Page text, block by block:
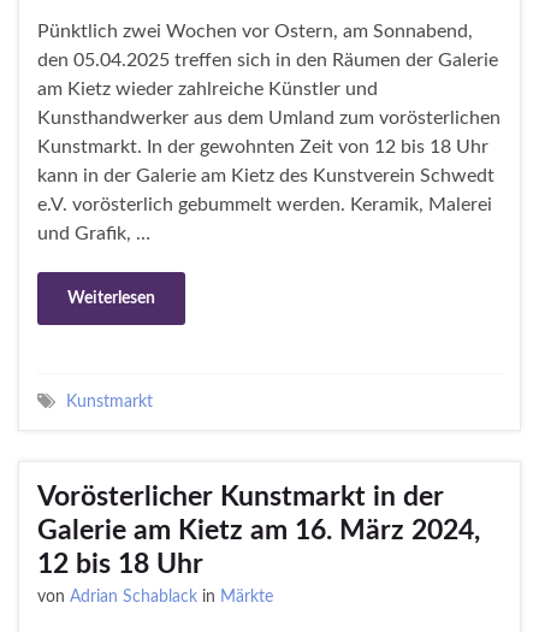
Pünktlich zwei Wochen vor Ostern, am Sonnabend,
den 05.04.2025 treffen sich in den Räumen der Galerie
am Kietz wieder zahlreiche Künstler und
Kunsthandwerker aus dem Umland zum vorösterlichen
Kunstmarkt. In der gewohnten Zeit von 12 bis 18 Uhr
kann in der Galerie am Kietz des Kunstverein Schwedt
e.V. vorösterlich gebummelt werden. Keramik, Malerei
und Grafik, …
Weiterlesen
Kunstmarkt
Vorösterlicher Kunstmarkt in der
Galerie am Kietz am 16. März 2024,
12 bis 18 Uhr
von Adrian Schablack in Märkte